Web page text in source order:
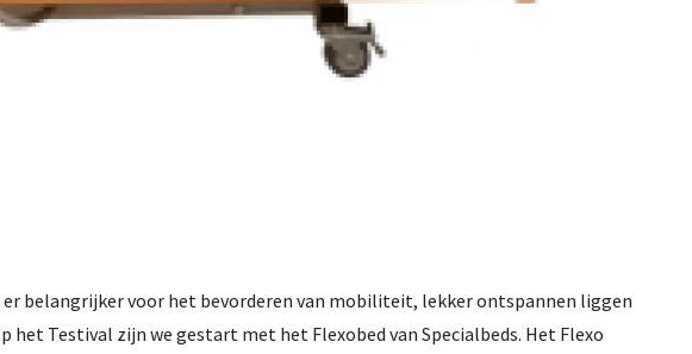
belangrijker voor het bevorderen van mobiliteit, lekker ontspannen liggen
het Testival zijn we gestart met het Flexobed van Specialbeds. Het Flexo